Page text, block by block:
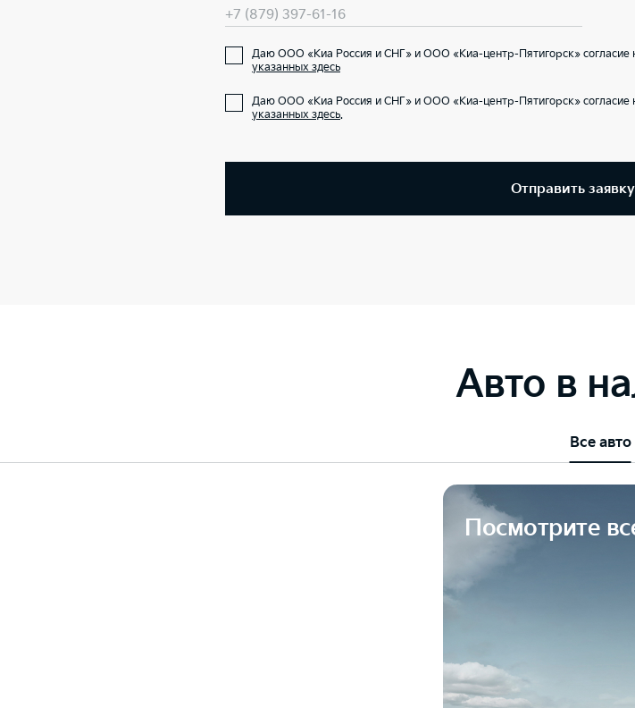
+7 (879) 397-61-16
Даю ООО «Киа Россия и СНГ» и ООО «Киа-центр-Пятигорск» согласие
указанных здесь
Даю ООО «Киа Россия и СНГ» и ООО «Киа-центр-Пятигорск» согласие
указанных здесь.
Отправить
Авто в
Все авто
Посмотрите